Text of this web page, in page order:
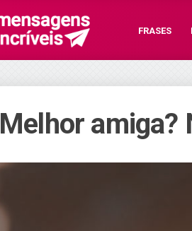
FRASES
Melhor amiga?